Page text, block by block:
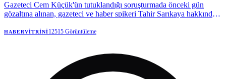
Gazeteci Cem Küçük'ün tutuklandığı soruşturmada önceki gün
gözaltına alınan, gazeteci ve haber spikeri Tahir Sarıkaya hakkında
tutuklandı.
HABERVITRINI12515 Görüntüleme